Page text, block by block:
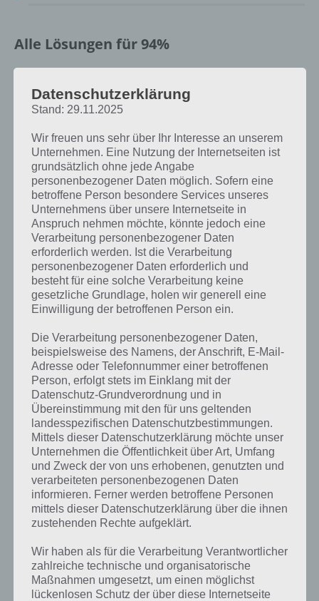
Alle Lösungen für 94%
Reihenfolge bei jedem Spieler anders ist, können wir dir nicht das
exakte Level anzeigen, weshalb du über unsere Komplettlösung
Antworten findest!
Weitere Lösungen zu 94%
gesucht? Schaue inunsere
Komplettlösung zur App! Dort
kannst du mit der Suche
schnell die Antworten und
Lösungen der über 300 Level
finden!
Du findest Lösungen auch ohne unsere Hilfe, indem du in der App
Münzen einsetzt. Da diese jedoch begrenzt sind, hast du hier stets
die Möglichkeit alle Antworten zu finden!
Die obige Lösung stimmt leider nicht mehr?
Wenn die Lösung, die wir dir oben vorgestellt haben, nicht mehr
aktuell sein sollte oder ein Wort in der Lösung von 94 Prozent fehlt,
so teile uns die korrekten Lösungen einfach in den Kommentaren
mit. Nur so können wir stets die aktuellen Antworten auf die
zahlreichen Fragen und Sachverhalte in der App geben. Da die
Entwickler die Lösungen immer mal wieder verändern.
Darum geht es bei 94%
Datenschutzerklärung
Stand: 29.11.2025
Wir freuen uns sehr über Ihr Interesse an unserem
Unternehmen. Eine Nutzung der Internetseiten ist
grundsätzlich ohne jede Angabe
personenbezogener Daten möglich. Sofern eine
betroffene Person besondere Services unseres
Unternehmens über unsere Internetseite in
Anspruch nehmen möchte, könnte jedoch eine
Verarbeitung personenbezogener Daten
erforderlich werden. Ist die Verarbeitung
personenbezogener Daten erforderlich und
besteht für eine solche Verarbeitung keine
gesetzliche Grundlage, holen wir generell eine
Einwilligung der betroffenen Person ein.
Die Verarbeitung personenbezogener Daten,
beispielsweise des Namens, der Anschrift, E-Mail-
Adresse oder Telefonnummer einer betroffenen
Person, erfolgt stets im Einklang mit der
Datenschutz-Grundverordnung und in
Übereinstimmung mit den für uns geltenden
landesspezifischen Datenschutzbestimmungen.
Mittels dieser Datenschutzerklärung möchte unser
Unternehmen die Öffentlichkeit über Art, Umfang
und Zweck der von uns erhobenen, genutzten und
verarbeiteten personenbezogenen Daten
informieren. Ferner werden betroffene Personen
mittels dieser Datenschutzerklärung über die ihnen
zustehenden Rechte aufgeklärt.
Wir haben als für die Verarbeitung Verantwortlicher
zahlreiche technische und organisatorische
Maßnahmen umgesetzt, um einen möglichst
lückenlosen Schutz der über diese Internetseite